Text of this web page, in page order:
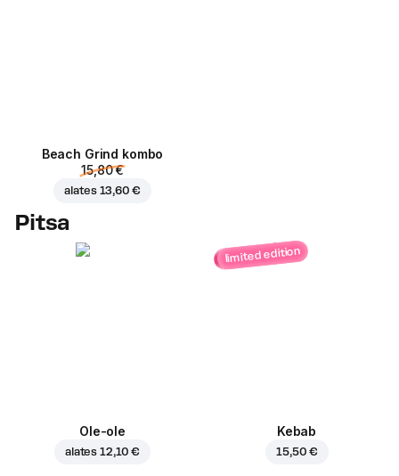
Beach Grind kombo
15,80 €
alates 13,60 €
Pitsa
Ole-ole
alates 12,10 €
limited edition
Kebab
15,50 €